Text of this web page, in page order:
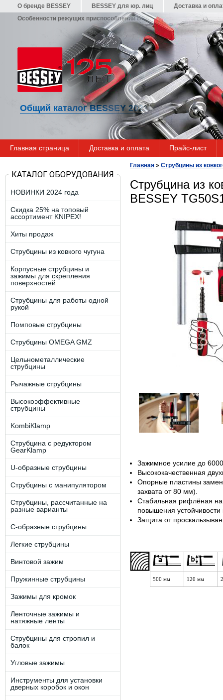
О бренде BESSEY BESSEY для юр. лиц
Доставка и
Особенности режущих приспособлений BESSEY
Гарантия
Общий каталог BESSEY 2021/22
Главная страница Доставка и оплата Прайс-лист
КАТАЛОГ ОБОРУДОВАНИЯ
НОВИНКИ 2024 года
Скидка 25% на топовый
ассортимент KNIPEX!
Хиты продаж
Струбцины из ковкого чугуна
Корпусные струбцины и
зажимы для скрепления
поверхностей
Струбцины для работы одной
рукой
Помповые струбцины
Струбцины OMEGA GMZ
Цельнометаллические
струбцины
Рычажные струбцины
Высокоэффективные
струбцины
KombiKlamp
Струбцина с редуктором
GearKlamp
U-образные струбцины
Струбцины с манипулятором
Струбцины, рассчитанные на
разные варианты
C-образные струбцины
Легкие струбцины
Винтовой зажим
Пружинные струбцины
Зажимы для кромок
Ленточные зажимы и
натяжные ленты
Струбцины для стропил и
балок
Угловые зажимы
Инструменты для установки
дверных коробок и окон
Главная » Струбцины из
Струбцина из
BESSEY
Зажимное усилие до
Высококачественная
Опорные пластины
захвата от 80 мм).
Стабильная рифлёная
повышения
Защита от
500 мм 120 мм